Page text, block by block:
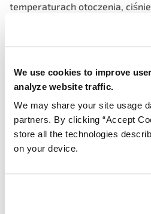
We use cookies to improve
analyze website traffic.
We may share your site usage
partners. By clicking “Accept
store all the technologies
on your device.
temperaturach otoczenia,
osiągnąć wartości powyżej
pożądanych poziomów. Jeśli
ciśnienie układu. Zbiornik
rezerwuarem do
chłodzącego podczas
ciśnieniowego chłodnicy.
się wypuszczonego płynu
przechwytuje go w celu
wypuszczoną objętość płynu